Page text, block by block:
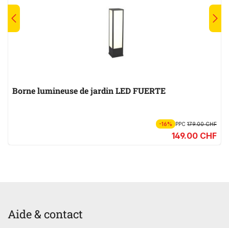
Borne lumineuse de jardin LED FUERTE
-16% PPC179.00 CHF
149.00 CHF
Aide & contact